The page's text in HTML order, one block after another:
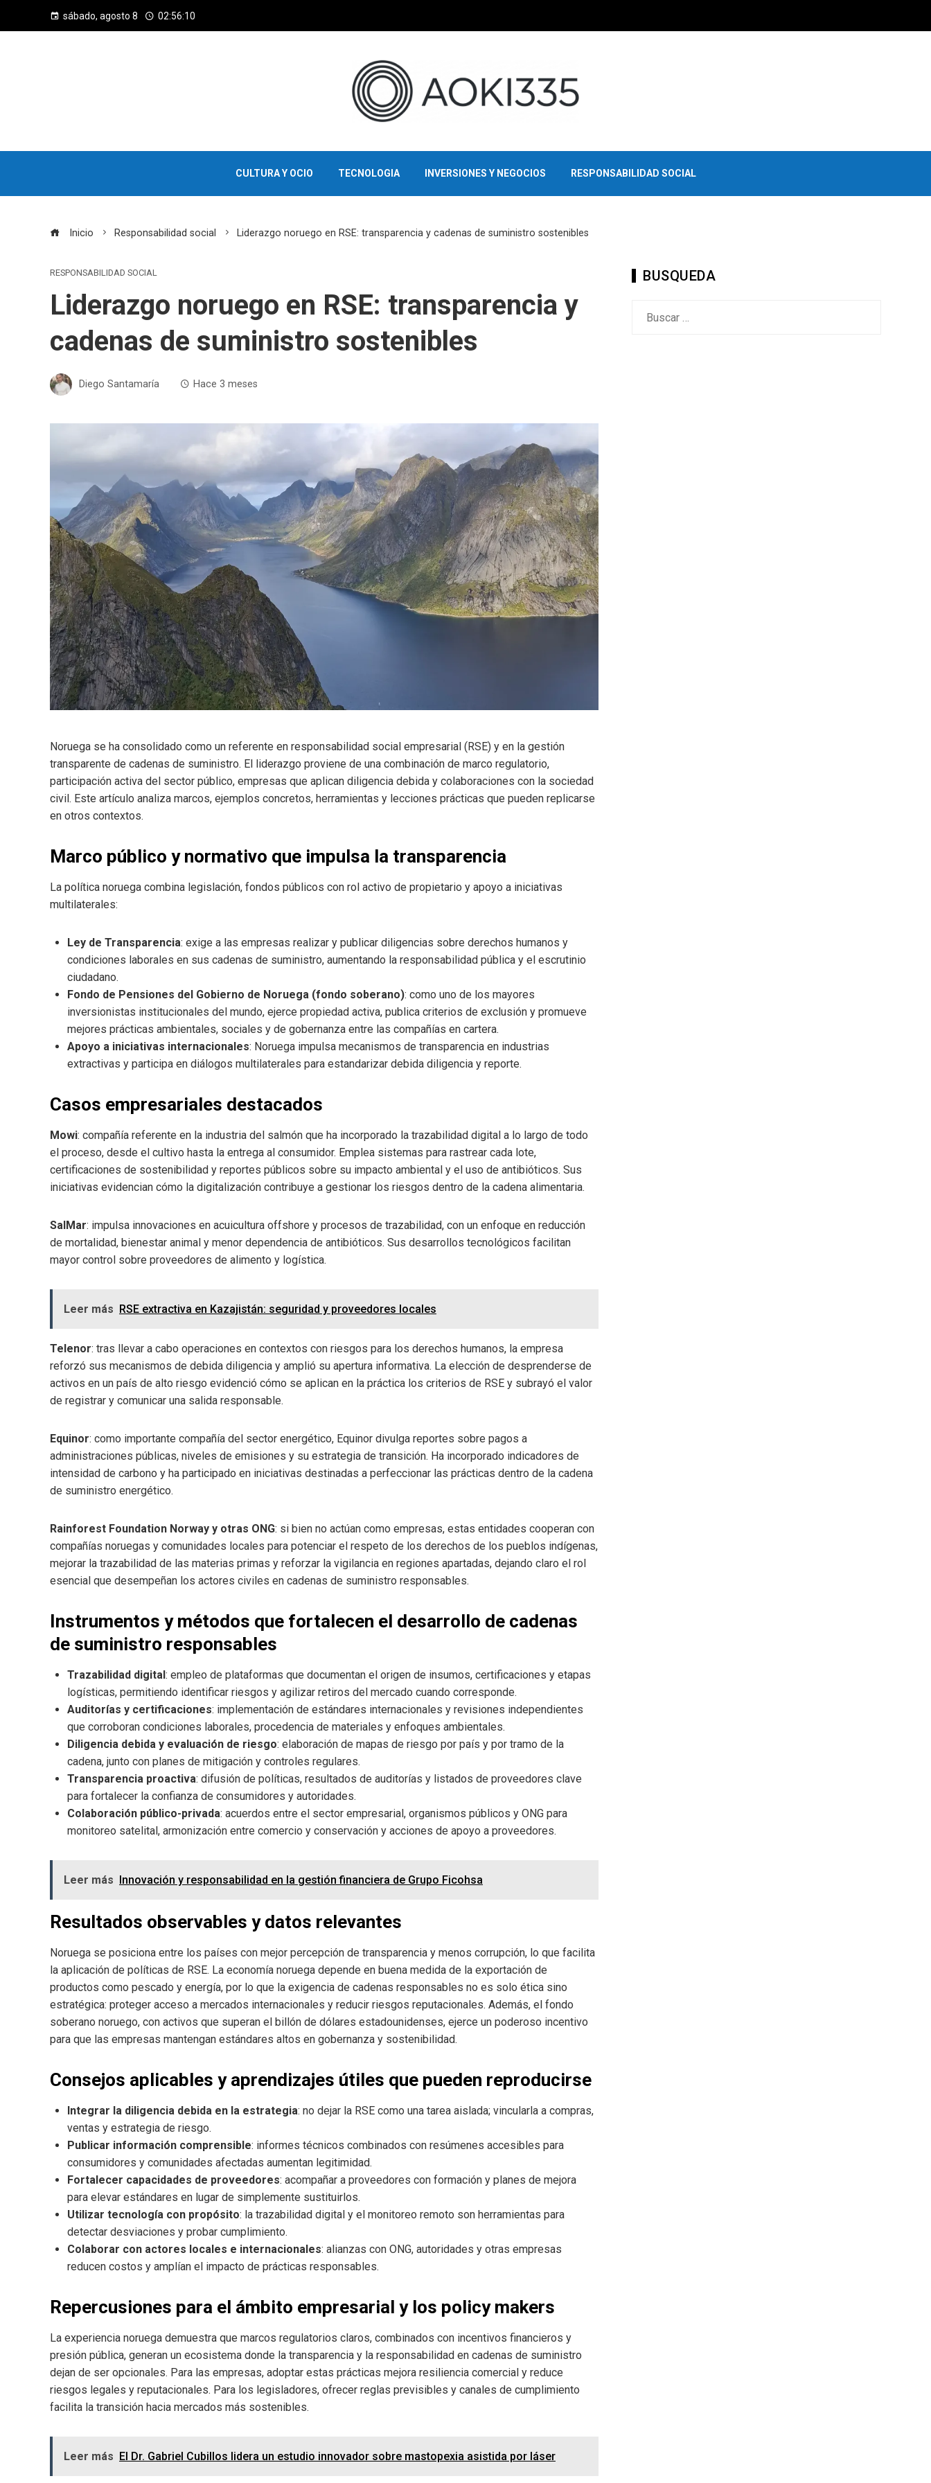
sábado, agosto 8 02:56:11
CULTURA Y OCIO TECNOLOGIA INVERSIONES Y NEGOCIOS RESPONSABILIDAD SOCIAL
Inicio Responsabilidad social Liderazgo noruego en RSE: transparencia y cadenas de suministro sostenibles
RESPONSABILIDAD SOCIAL
Liderazgo noruego en RSE: transparencia y
cadenas de suministro sostenibles
Diego Santamaría Hace 3 meses
Noruega se ha consolidado como un referente en responsabilidad social empresarial (RSE) y en la gestión
transparente de cadenas de suministro. El liderazgo proviene de una combinación de marco regulatorio,
participación activa del sector público, empresas que aplican diligencia debida y colaboraciones con la sociedad
civil. Este artículo analiza marcos, ejemplos concretos, herramientas y lecciones prácticas que pueden replicarse
en otros contextos.
Marco público y normativo que impulsa la transparencia
La política noruega combina legislación, fondos públicos con rol activo de propietario y apoyo a iniciativas
multilaterales:
Ley de Transparencia: exige a las empresas realizar y publicar diligencias sobre derechos humanos y
condiciones laborales en sus cadenas de suministro, aumentando la responsabilidad pública y el escrutinio
ciudadano.
Fondo de Pensiones del Gobierno de Noruega (fondo soberano): como uno de los mayores
inversionistas institucionales del mundo, ejerce propiedad activa, publica criterios de exclusión y promueve
mejores prácticas ambientales, sociales y de gobernanza entre las compañías en cartera.
Apoyo a iniciativas internacionales: Noruega impulsa mecanismos de transparencia en industrias
extractivas y participa en diálogos multilaterales para estandarizar debida diligencia y reporte.
Casos empresariales destacados
Mowi: compañía referente en la industria del salmón que ha incorporado la trazabilidad digital a lo largo de todo
el proceso, desde el cultivo hasta la entrega al consumidor. Emplea sistemas para rastrear cada lote,
certificaciones de sostenibilidad y reportes públicos sobre su impacto ambiental y el uso de antibióticos. Sus
iniciativas evidencian cómo la digitalización contribuye a gestionar los riesgos dentro de la cadena alimentaria.
SalMar: impulsa innovaciones en acuicultura offshore y procesos de trazabilidad, con un enfoque en reducción
de mortalidad, bienestar animal y menor dependencia de antibióticos. Sus desarrollos tecnológicos facilitan
mayor control sobre proveedores de alimento y logística.
Leer más RSE extractiva en Kazajistán: seguridad y proveedores locales
Telenor: tras llevar a cabo operaciones en contextos con riesgos para los derechos humanos, la empresa
reforzó sus mecanismos de debida diligencia y amplió su apertura informativa. La elección de desprenderse de
activos en un país de alto riesgo evidenció cómo se aplican en la práctica los criterios de RSE y subrayó el valor
de registrar y comunicar una salida responsable.
Equinor: como importante compañía del sector energético, Equinor divulga reportes sobre pagos a
administraciones públicas, niveles de emisiones y su estrategia de transición. Ha incorporado indicadores de
intensidad de carbono y ha participado en iniciativas destinadas a perfeccionar las prácticas dentro de la cadena
de suministro energético.
Rainforest Foundation Norway y otras ONG: si bien no actúan como empresas, estas entidades cooperan con
compañías noruegas y comunidades locales para potenciar el respeto de los derechos de los pueblos indígenas,
mejorar la trazabilidad de las materias primas y reforzar la vigilancia en regiones apartadas, dejando claro el rol
esencial que desempeñan los actores civiles en cadenas de suministro responsables.
Instrumentos y métodos que fortalecen el desarrollo de cadenas
de suministro responsables
Trazabilidad digital: empleo de plataformas que documentan el origen de insumos, certificaciones y etapas
logísticas, permitiendo identificar riesgos y agilizar retiros del mercado cuando corresponde.
Auditorías y certificaciones: implementación de estándares internacionales y revisiones independientes
que corroboran condiciones laborales, procedencia de materiales y enfoques ambientales.
Diligencia debida y evaluación de riesgo: elaboración de mapas de riesgo por país y por tramo de la
cadena, junto con planes de mitigación y controles regulares.
Transparencia proactiva: difusión de políticas, resultados de auditorías y listados de proveedores clave
para fortalecer la confianza de consumidores y autoridades.
Colaboración público-privada: acuerdos entre el sector empresarial, organismos públicos y ONG para
monitoreo satelital, armonización entre comercio y conservación y acciones de apoyo a proveedores.
Leer más Innovación y responsabilidad en la gestión financiera de Grupo Ficohsa
Resultados observables y datos relevantes
Noruega se posiciona entre los países con mejor percepción de transparencia y menos corrupción, lo que facilita
la aplicación de políticas de RSE. La economía noruega depende en buena medida de la exportación de
productos como pescado y energía, por lo que la exigencia de cadenas responsables no es solo ética sino
estratégica: proteger acceso a mercados internacionales y reducir riesgos reputacionales. Además, el fondo
soberano noruego, con activos que superan el billón de dólares estadounidenses, ejerce un poderoso incentivo
para que las empresas mantengan estándares altos en gobernanza y sostenibilidad.
Consejos aplicables y aprendizajes útiles que pueden reproducirse
Integrar la diligencia debida en la estrategia: no dejar la RSE como una tarea aislada; vincularla a compras,
ventas y estrategia de riesgo.
Publicar información comprensible: informes técnicos combinados con resúmenes accesibles para
consumidores y comunidades afectadas aumentan legitimidad.
Fortalecer capacidades de proveedores: acompañar a proveedores con formación y planes de mejora
para elevar estándares en lugar de simplemente sustituirlos.
Utilizar tecnología con propósito: la trazabilidad digital y el monitoreo remoto son herramientas para
detectar desviaciones y probar cumplimiento.
Colaborar con actores locales e internacionales: alianzas con ONG, autoridades y otras empresas
reducen costos y amplían el impacto de prácticas responsables.
Repercusiones para el ámbito empresarial y los policy makers
La experiencia noruega demuestra que marcos regulatorios claros, combinados con incentivos financieros y
presión pública, generan un ecosistema donde la transparencia y la responsabilidad en cadenas de suministro
dejan de ser opcionales. Para las empresas, adoptar estas prácticas mejora resiliencia comercial y reduce
riesgos legales y reputacionales. Para los legisladores, ofrecer reglas previsibles y canales de cumplimiento
facilita la transición hacia mercados más sostenibles.
Leer más El Dr. Gabriel Cubillos lidera un estudio innovador sobre mastopexia asistida por láser
BUSQUEDA